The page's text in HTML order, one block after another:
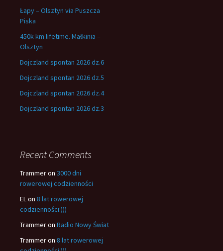
Łapy – Olsztyn via Puszcza
Piska
450k km lifetime. Małkinia –
Olsztyn
Dojczland spontan 2026 dz.6
Dojczland spontan 2026 dz.5
Dojczland spontan 2026 dz.4
Dojczland spontan 2026 dz.3
Recent Comments
Trammeron 3000 dni
rowerowej codzienności
ELon 8 lat rowerowej
codzienności:)))
Trammeron Radio Nowy Świat
Trammeron 8 lat rowerowej